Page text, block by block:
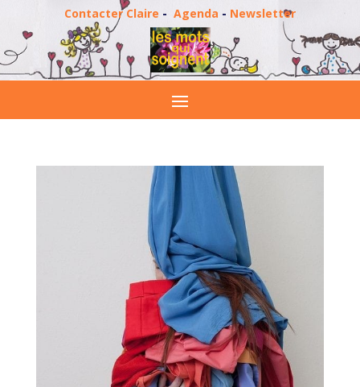
Contacter Claire - Agenda - Newsletter